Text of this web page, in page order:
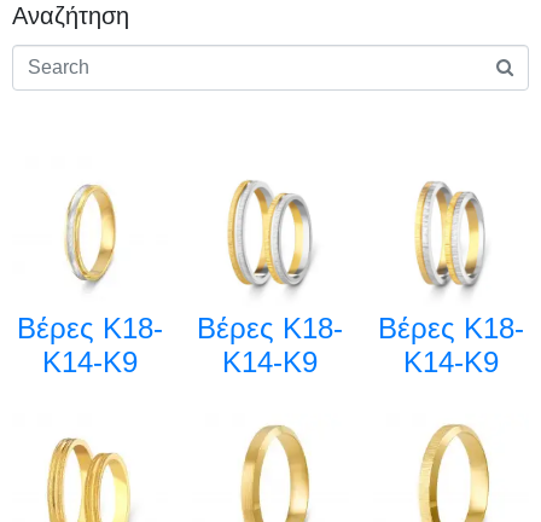
Αναζήτηση
Βέρες Κ18-
Κ14-Κ9
Βέρες Κ18-
Κ14-Κ9
Βέρες Κ18-
Κ14-Κ9